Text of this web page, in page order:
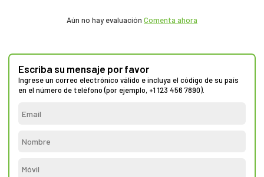
Aún no hay evaluación Comenta ahora
Escriba su mensaje por favor
Ingrese un correo electrónico válido e incluya el código de su país
en el número de teléfono (por ejemplo, +1 123 456 7890).